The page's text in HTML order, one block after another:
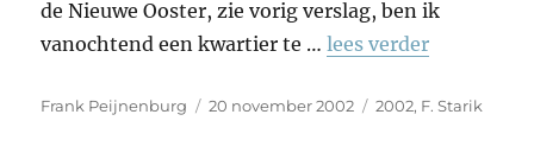
de Nieuwe Ooster, zie vorig verslag, ben ik
vanochtend een kwartier te …lees verder
Auteur
Frank Peijnenburg
Geplaatst
20 november 2002 Tags
2002, F. Starik